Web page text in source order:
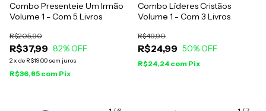
Combo Presenteie Um Irmão
Volume 1 - Com 5 Livros
R$37,99
R$205,90
82% OFF
2x de R$19,00 sem juros
R$36,85 com Pix
Combo Líderes Cristãos
Volume 1 - Com 3 Livros
R$24,99
R$49,90
50% OFF
R$24,24 com Pix